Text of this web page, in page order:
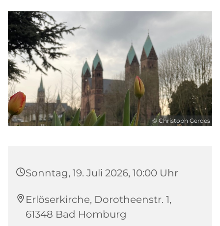
© Christoph Gerdes
Sonntag, 19. Juli 2026, 10:00 Uhr
Erlöserkirche, Dorotheenstr. 1,
61348 Bad Homburg